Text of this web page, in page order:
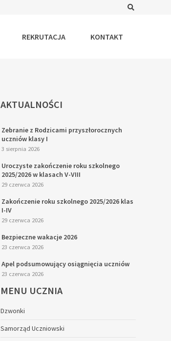
REKRUTACJA KONTAKT
AKTUALNOŚCI
Zebranie z Rodzicami przyszłorocznych
uczniów klasy I
3 sierpnia 2026
Uroczyste zakończenie roku szkolnego
2025/2026 w klasach V-VIII
29 czerwca 2026
Zakończenie roku szkolnego 2025/2026 klas
I-IV
29 czerwca 2026
Bezpieczne wakacje 2026
23 czerwca 2026
Apel podsumowujący osiągnięcia uczniów
23 czerwca 2026
MENU UCZNIA
Dzwonki
Samorząd Uczniowski